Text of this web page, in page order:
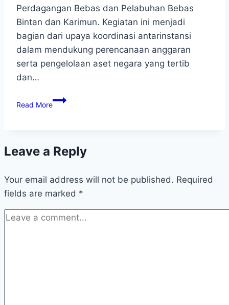
Perdagangan Bebas dan Pelabuhan Bebas
Bintan dan Karimun. Kegiatan ini menjadi
bagian dari upaya koordinasi antarinstansi
dalam mendukung perencanaan anggaran
serta pengelolaan aset negara yang tertib
dan…
Read More
Leave a Reply
Your email address will not be published. Required
fields are marked *